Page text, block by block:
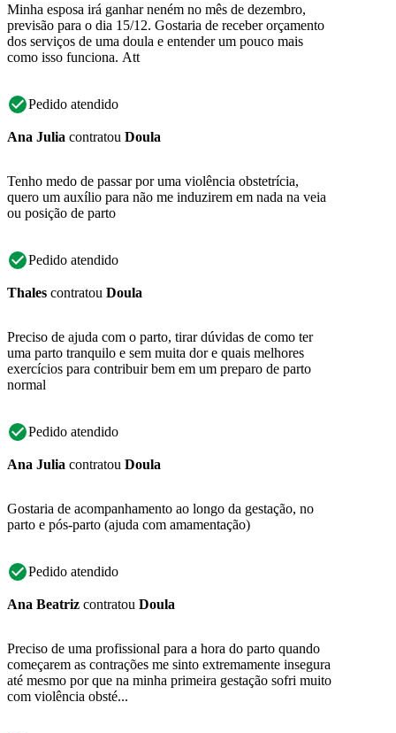
Minha esposa irá ganhar neném no mês de dezembro,
previsão para o dia 15/12. Gostaria de receber orçamento
dos serviços de uma doula e entender um pouco mais
como isso funciona. Att
Pedido atendido
Ana Julia contratou Doula
Tenho medo de passar por uma violência obstetrícia,
quero um auxílio para não me induzirem em nada na veia
ou posição de parto
Pedido atendido
Thales contratou Doula
Preciso de ajuda com o parto, tirar dúvidas de como ter
uma parto tranquilo e sem muita dor e quais melhores
exercícios para contribuir bem em um preparo de parto
normal
Pedido atendido
Ana Julia contratou Doula
Gostaria de acompanhamento ao longo da gestação, no
parto e pós-parto (ajuda com amamentação)
Pedido atendido
Ana Beatriz contratou Doula
Preciso de uma profissional para a hora do parto quando
começarem as contrações me sinto extremamente insegura
até mesmo por que na minha primeira gestação sofri muito
com violência obsté...